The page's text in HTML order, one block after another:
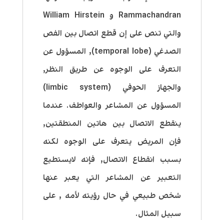
Rammachandran و William Hirstein
والتي تنص على إن قطع اتصال بين الفص
الصدغي (temporal lobe), المسؤول عن
التعرف على الوجوه عن طريق النظر,
والجهاز الحوفي (limbic system)
المسؤول عن المشاعر والعواطف. عندما
ينقطع الاتصال بين هاتين المنطقتين,
فإن المريض يتعرف على الوجوه لكنه
بسبب انقطاع الاتصال, فإنه لايستطيع
التعبير عن المشاعر التي يعبر عنها
شخص طبيعي في حال رؤيته لأمه , على
سبيل المثال.